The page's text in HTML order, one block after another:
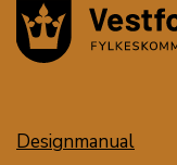
Designmanual